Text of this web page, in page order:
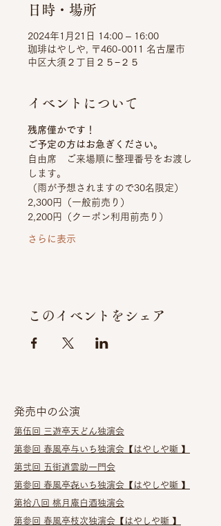
日時・場所
2024年1月21日 14:00 – 16:00
珈琲はやしや, 〒460-0011 名古屋市
中区大須２丁目２５−２５
イベントについて
残席僅かです！
ご予定の方はお急ぎください。
自由席　ご来場順に整理番号をお渡し
します。
（雨が予想されますので30名限定）
2,300円（一般前売り）
2,200円（クーポン利用前売り）
さらに表示
このイベントをシェア
発売中の公演
第伍回 三遊亭天どん独演会​
第参回 春風亭与いち独演会 【はやしや噺 】
第弐回 五街道雲助一門会
第参回 春風亭㐂いち独演会 【はやしや噺 】
第拾八回 桃月庵白酒独演会
第参回 春風亭枝次独演会【はやしや噺 】